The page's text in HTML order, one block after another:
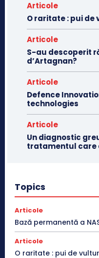
Articole
O raritate : pui de
Articole
S-au descoperit
d’Artagnan?
Articole
Defence
technologies
Articole
Un diagnostic
tratamentul care
Topics
Articole
Bază permanentă a
Articole
O raritate : pui de